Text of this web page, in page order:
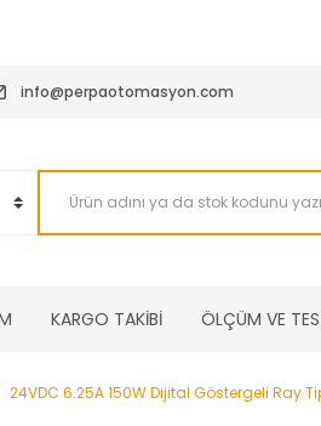
info@perpaotomasyon.com
KARGO TAKİBİ ÖLÇÜM VE
24VDC 6.25A 150W Dijital Göstergeli Ray